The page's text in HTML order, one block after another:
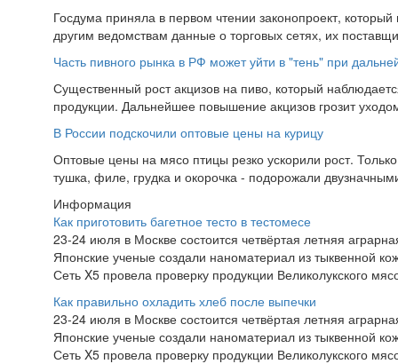
Госдума приняла в первом чтении законопроект,
другим ведомствам данные о торговых сетях, их
Часть пивного рынка в РФ может уйти в "тень" при
Существенный рост акцизов на пиво, который
продукции. Дальнейшее повышение акцизов грозит
В России подскочили оптовые цены на курицу
Оптовые цены на мясо птицы резко ускорили рост.
тушка, филе, грудка и окорочка - подорожали
Информация
Как приготовить багетное тесто в тестомесе
23-24 июля в Москве состоится четвёртая летняя
Японские ученые создали наноматериал из тыквенной
Сеть X5 провела проверку продукции Великолукского
Как правильно охладить хлеб после выпечки
23-24 июля в Москве состоится четвёртая летняя
Японские ученые создали наноматериал из тыквенной
Сеть X5 провела проверку продукции Великолукского